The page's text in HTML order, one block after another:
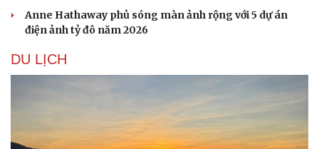
Anne Hathaway phủ sóng màn ảnh rộng với 5 dự án
điện ảnh tỷ đô năm 2026
DU LỊCH